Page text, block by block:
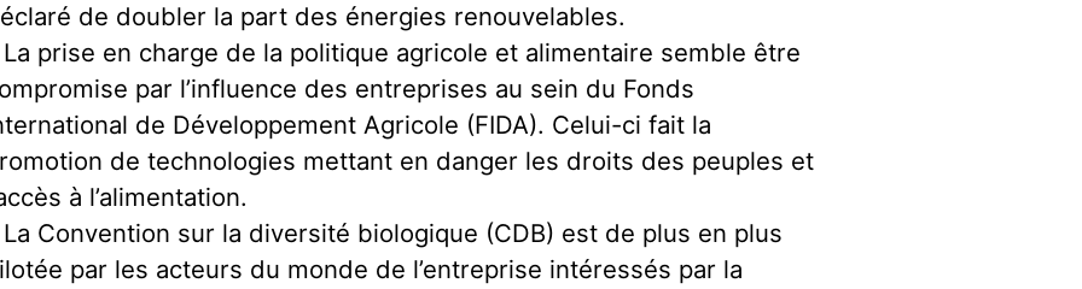
de doubler la part des énergies renouvelables.
La prise en charge de la politique agricole et alimentaire semble être
par l’influence des entreprises au sein du Fonds
de Développement Agricole (FIDA). Celui-ci fait la
de technologies mettant en danger les droits des peuples et
à l’alimentation.
La Convention sur la diversité biologique (CDB) est de plus en plus
par les acteurs du monde de l’entreprise intéressés par la